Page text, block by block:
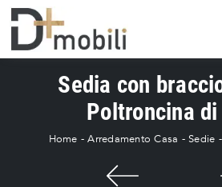
Sedia con
Poltroncina
Home -Arredamento Casa - Sedie -